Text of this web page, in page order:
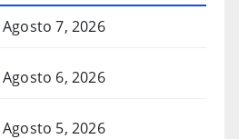
Agosto 7, 2026
Agosto 6, 2026
Agosto 5, 2026